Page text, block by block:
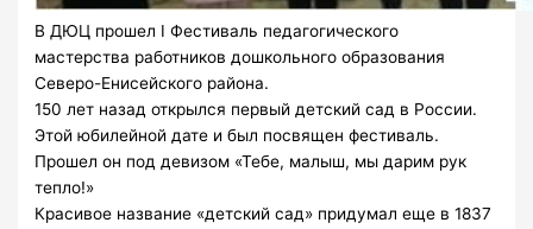
В ДЮЦ прошел I Фестиваль педагогического
мастерства работников дошкольного образования
Северо-Енисейского района.
150 лет назад открылся первый детский сад в России.
Этой юбилейной дате и был посвящен фестиваль.
Прошел он под девизом «Тебе, малыш, мы дарим рук
тепло!»
Красивое название «детский сад» придумал еще в 1837